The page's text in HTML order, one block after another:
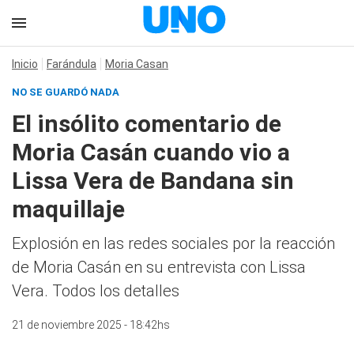
Inicio Farándula Moria Casan
NO SE GUARDÓ NADA
El insólito comentario de
Moria Casán cuando vio a
Lissa Vera de Bandana sin
maquillaje
Explosión en las redes sociales por la reacción
de Moria Casán en su entrevista con Lissa
Vera. Todos los detalles
21 de noviembre 2025 - 18:42hs